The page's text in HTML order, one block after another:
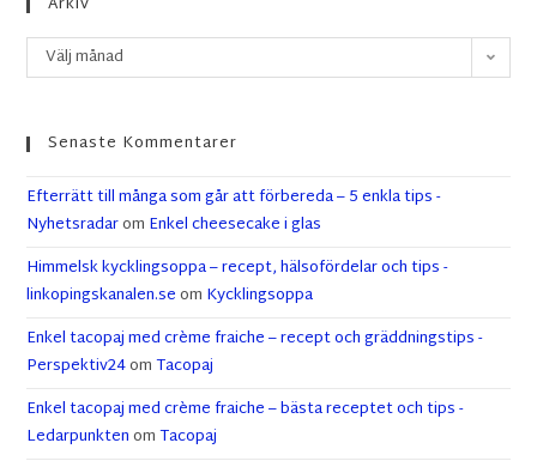
Välj månad
Senaste Kommentarer
Efterrätt till många som går att förbereda – 5 enkla tips -
Nyhetsradarom Enkel cheesecake i glas
Himmelsk kycklingsoppa – recept, hälsofördelar och tips -
linkopingskanalen.seom Kycklingsoppa
Enkel tacopaj med crème fraiche – recept och gräddningstips -
Perspektiv24omTacopaj
Enkel tacopaj med crème fraiche – bästa receptet och tips -
LedarpunktenomTacopaj